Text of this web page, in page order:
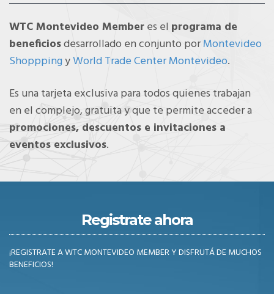
WTC Montevideo Memberes el programa de
beneficiosdesarrollado en conjunto porMontevideo
ShopppingyWorld Trade Center Montevideo.
Es una tarjeta exclusiva para todos quienes trabajan
en el complejo, gratuita y que te permite acceder a
promociones, descuentos e invitaciones a
eventos exclusivos.
Registrate ahora
¡REGISTRATE A WTC MONTEVIDEO MEMBER Y DISFRUTÁ DE MUCHOS
BENEFICIOS!